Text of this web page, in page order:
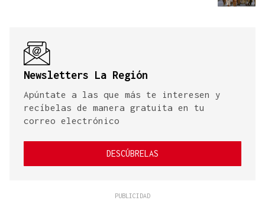
Newsletters La Región
Apúntate a las que más te interesen y
recíbelas de manera gratuita en tu
correo electrónico
DESCÚBRELAS